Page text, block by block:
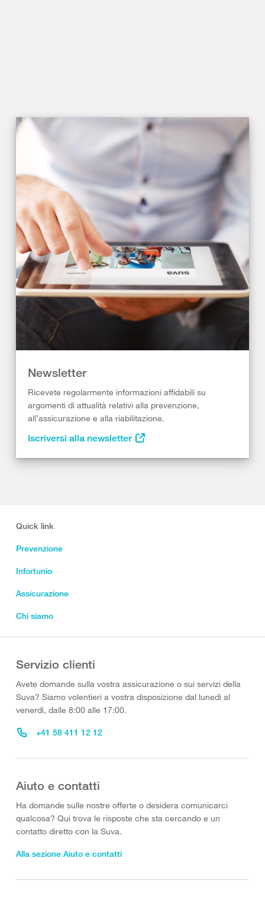
Newsletter
Ricevete regolarmente informazioni affidabili su
argomenti di attualità relativi alla prevenzione,
all’assicurazione e alla riabilitazione.
Iscriversi alla newsletter
Quick link
Prevenzione
Infortunio
Assicurazione
Chi siamo
Servizio clienti
Avete domande sulla vostra assicurazione o sui servizi della
Suva? Siamo volentieri a vostra disposizione dal lunedì al
venerdì, dalle 8:00 alle 17:00.
+41 58 411 12 12
Aiuto e contatti
Ha domande sulle nostre offerte o desidera comunicarci
qualcosa? Qui trova le risposte che sta cercando e un
contatto diretto con la Suva.
Alla sezione Aiuto e contatti